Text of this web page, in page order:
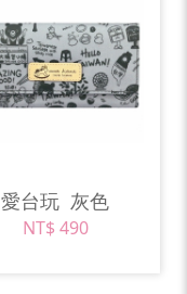
愛台玩 灰色
NT$ 490